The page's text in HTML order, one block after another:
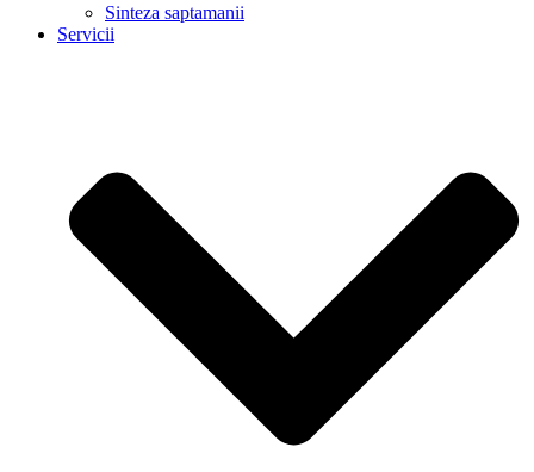
Sinteza saptamanii
Servicii